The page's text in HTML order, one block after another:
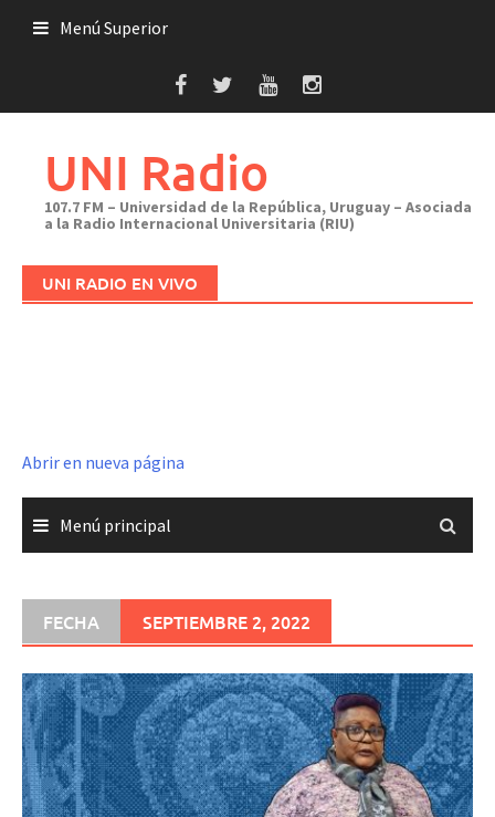
Menú Superior
UNI Radio
107.7 FM – Universidad de la República, Uruguay – Asociada
a la Radio Internacional Universitaria (RIU)
UNI RADIO EN VIVO
Abrir en nueva página
Menú principal
FECHA SEPTIEMBRE 2, 2022